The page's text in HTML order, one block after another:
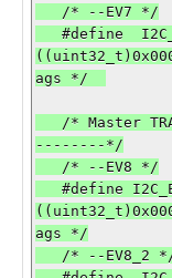
ags */
--------*/
ags */